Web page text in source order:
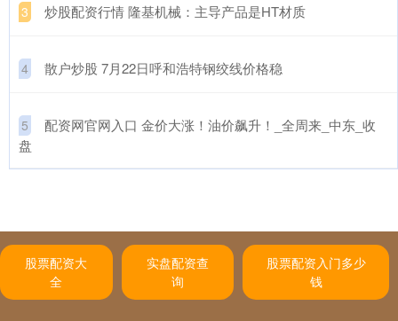
3 ​炒股配资行情 隆基机械：主导产品是HT材质
4 ​散户炒股 7月22日呼和浩特钢绞线价格稳
5
​配资网官网入口 金价大涨！油价飙升！_全周来_中东_收
盘
股票配资大
全
实盘配资查
询
股票配资入门多少
钱